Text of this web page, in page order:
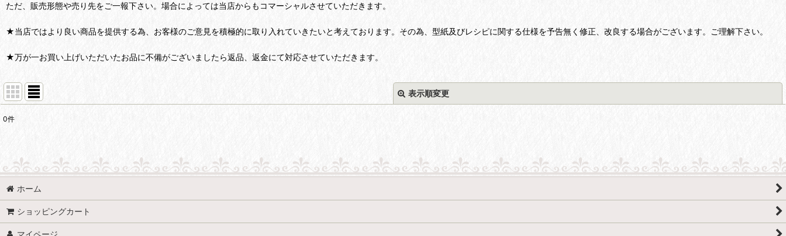
ただ、販売形態や売り先をご一報下さい。場合によっては当店からもコマーシャルさせていただきます。
★当店ではより良い商品を提供する為、お客様のご意見を積極的に取り入れていきたいと考えております。その為、型紙及びレシピに関する仕様を予告無く修正、改良する場合がございます。ご理解下さい。
★万が一お買い上げいただいたお品に不備がございましたら返品、返金にて対応させていただきます。
表示順変更
並び順
0件
ホーム
ショッピングカート
マイページ